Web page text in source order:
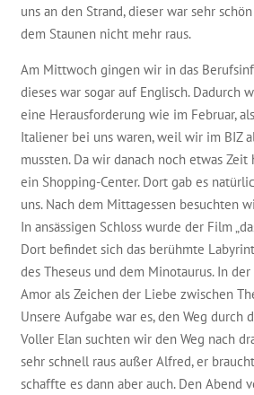
uns an den Strand, dieser war sehr
dem Staunen nicht mehr raus.
Am Mittwoch gingen wir in das
dieses war sogar auf Englisch. Dadurch
eine Herausforderung wie im Februar,
Italiener bei uns waren, weil wir im BIZ
mussten. Da wir danach noch etwas
ein Shopping-Center. Dort gab es
uns. Nach dem Mittagessen besuchten
In ansässigen Schloss wurde der Film
Dort befindet sich das berühmte
des Theseus und dem Minotaurus. In
Amor als Zeichen der Liebe zwischen
Unsere Aufgabe war es, den Weg durch
Voller Elan suchten wir den Weg nach
sehr schnell raus außer Alfred, er
schaffte es dann aber auch. Den Abend